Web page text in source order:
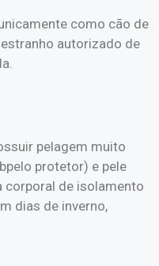
como cão de
autorizado de
pelagem muito
protetor) e pele
corporal de isolamento
dias de inverno,